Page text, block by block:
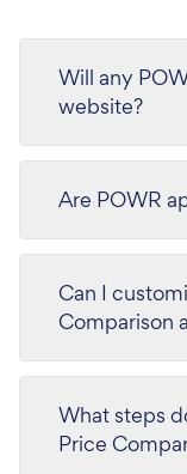
Will any
website?
Are POWR
Can I
Comparison
What steps
Price